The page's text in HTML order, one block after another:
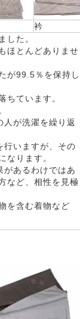
衿
した。
ほとんどありませ
が99.5％を保持し
ちています。
が洗濯を繰り返
行いますが、その
なります。
あるわけではあ
など、相性を見極
を含む着物など